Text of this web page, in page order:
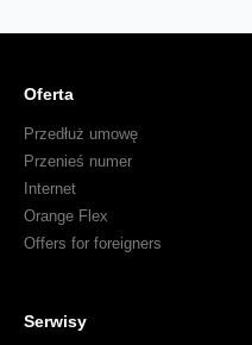
Oferta
Przedłuż umowę
Przenieś numer
Internet
Orange Flex
Offers for foreigners
Serwisy